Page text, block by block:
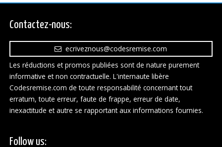
Contactez-nous:
ecriveznous@codesremise.com
Les réductions et promos publiées sont de nature purement
informative et non contractuelle. L'internaute libère
Codesremise.com de toute responsabilité concernant tout
erratum, toute erreur, faute de frappe, erreur de date,
inexactitude et autre se rapportant aux informations fournies.
Follow us: